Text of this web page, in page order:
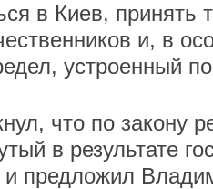
в Киев, принять
и, в
устроенный
что по закону
в результате
предложил